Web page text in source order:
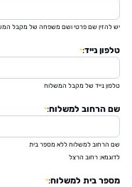
יש להזין שם פרטי ושם משפחה של מקבל
טלפון נייד:
*
טלפון נייד של מקבל המשלוח
שם הרחוב למשלוח:
*
שם הרחוב למשלוח ללא מספר בית
לדוגמא: רחוב הרצל
מספר בית למשלוח:
*